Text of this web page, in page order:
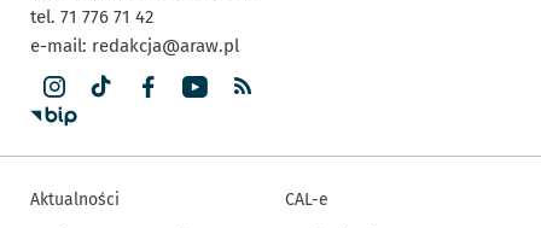
tel. 71 776 71 42
e-mail: redakcja@araw.pl
Aktualności
CAL-e